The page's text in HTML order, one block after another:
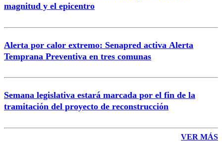
magnitud y el epicentro
Alerta por calor extremo: Senapred activa Alerta
Temprana Preventiva en tres comunas
Semana legislativa estará marcada por el fin de la
tramitación del proyecto de reconstrucción
VER MÁS